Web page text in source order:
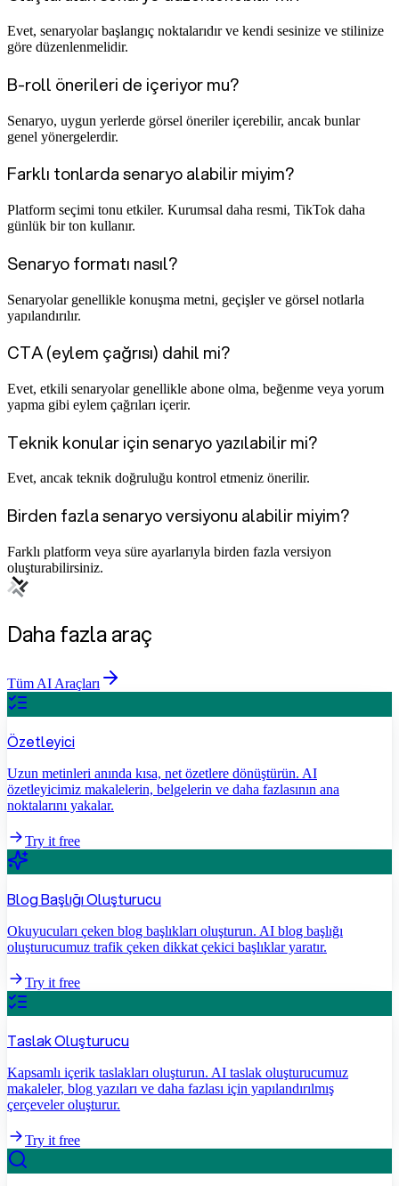
Evet, senaryolar başlangıç noktalarıdır ve kendi sesinize ve stilinize
göre düzenlenmelidir.
B-roll önerileri de içeriyor mu?
Senaryo, uygun yerlerde görsel öneriler içerebilir, ancak bunlar
genel yönergelerdir.
Farklı tonlarda senaryo alabilir miyim?
Platform seçimi tonu etkiler. Kurumsal daha resmi, TikTok daha
günlük bir ton kullanır.
Senaryo formatı nasıl?
Senaryolar genellikle konuşma metni, geçişler ve görsel notlarla
yapılandırılır.
CTA (eylem çağrısı) dahil mi?
Evet, etkili senaryolar genellikle abone olma, beğenme veya yorum
yapma gibi eylem çağrıları içerir.
Teknik konular için senaryo yazılabilir mi?
Evet, ancak teknik doğruluğu kontrol etmeniz önerilir.
Birden fazla senaryo versiyonu alabilir miyim?
Farklı platform veya süre ayarlarıyla birden fazla versiyon
oluşturabilirsiniz.
Daha fazla araç
Tüm AI Araçları
Özetleyici
Uzun metinleri anında kısa, net özetlere dönüştürün. AI
özetleyicimiz makalelerin, belgelerin ve daha fazlasının ana
noktalarını yakalar.
Try it free
Blog Başlığı Oluşturucu
Okuyucuları çeken blog başlıkları oluşturun. AI blog başlığı
oluşturucumuz trafik çeken dikkat çekici başlıklar yaratır.
Try it free
Taslak Oluşturucu
Kapsamlı içerik taslakları oluşturun. AI taslak oluşturucumuz
makaleler, blog yazıları ve daha fazlası için yapılandırılmış
çerçeveler oluşturur.
Try it free